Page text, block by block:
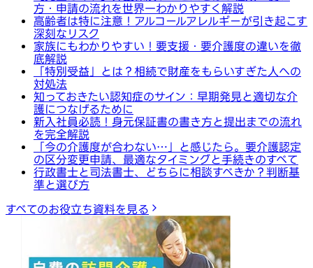
方・申請の流れを世界一わかりやすく解説
高齢者は特に注意！アルコールアレルギーが引き起こす
深刻なリスク
家族にもわかりやすい！要支援・要介護度の違いを徹
底解説
「特別受益」とは？相続で財産をもらいすぎた人への
対処法
知っておきたい認知症のサイン：早期発見と適切な介
護につなげるために
新入社員必読！身元保証書の書き方と提出までの流れ
を完全解説
「今の介護度が合わない…」と感じたら。要介護認定
の区分変更申請、最適なタイミングと手続きのすべて
行政書士と司法書士、どちらに相談すべきか？判断基
準と選び方
すべてのお役立ち資料を見る